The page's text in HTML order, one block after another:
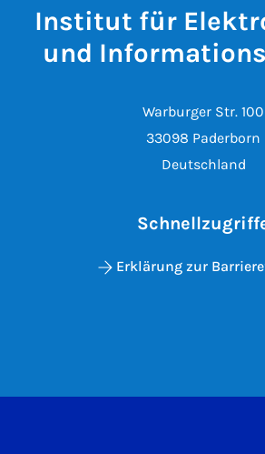
Institut für
und
Warburger Str. 100
33098 Paderborn
Deutschland
Erklärung zur